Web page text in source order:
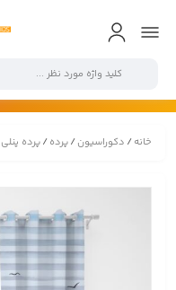
خانه/ دکوراسیون/پرده/پرده پنلی